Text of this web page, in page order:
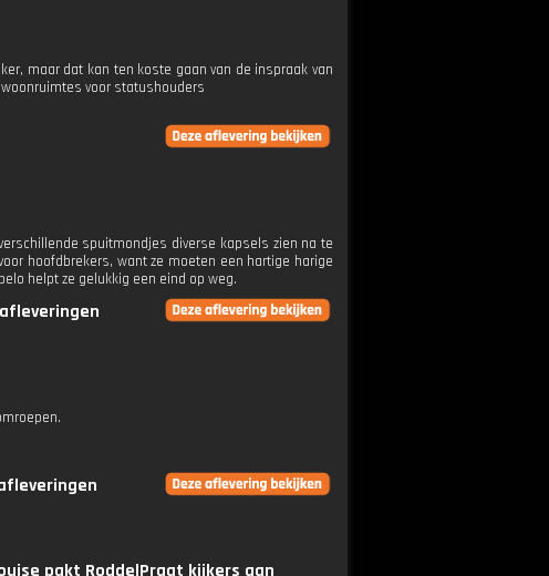
maar dat kan ten koste gaan van de inspraak van
voor statushouders
spuitmondjes diverse kapsels zien na te
hoofdbrekers, want ze moeten een hartige harige
helpt ze gelukkig een eind op weg.
pakt RoddelPraat kijkers aan